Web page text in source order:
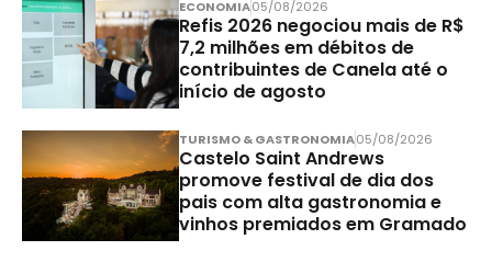
ECONOMIA05/08/2026
Refis 2026 negociou mais de R$
7,2 milhões em débitos de
contribuintes de Canela até o
início de agosto
TURISMO & GASTRONOMIA05/08/2026
Castelo Saint Andrews
promove festival de dia dos
pais com alta gastronomia e
vinhos premiados em Gramado